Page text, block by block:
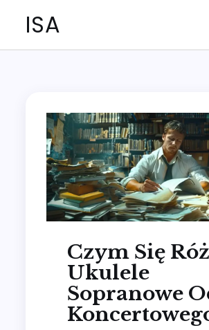
ISA
Czym Się
Ukulele
Sopranowe